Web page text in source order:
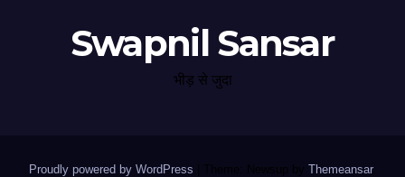
Swapnil Sansar
भीड़ से जुदा
Proudly powered by WordPress Theme: Newsup by Themeansar.